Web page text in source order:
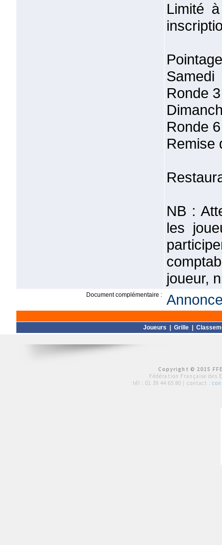
Limité
Ronde
Ronde
Remise
NB :
les
joueur,
Document complémentaire :
Joueurs Grille
Copyright © 2015
Fédération Française des
tél : 01 39 44 65 80 | contact :